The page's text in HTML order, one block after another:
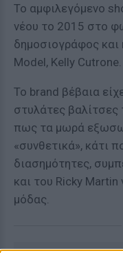
Το αμφιλεγόμενο
νέου το 2015 στο
δημοσιογράφος και
Model, Kelly Cutrone.
Το brand βέβαια
στυλάτες
πως τα μωρά
«συνθετικά», κάτι
διασημότητες,
και του Ricky Martin
μόδας.